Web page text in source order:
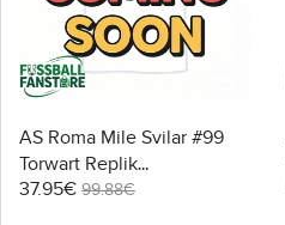
AS Roma Mile Svilar #99
Torwart Replik
Auswärtstrikot 2025-26
37.95€ 99.88€